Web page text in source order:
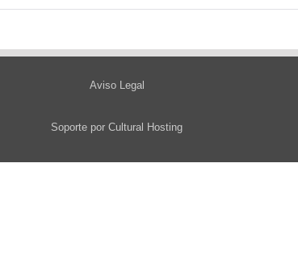
Aviso Legal
Soporte porCultural Hosting